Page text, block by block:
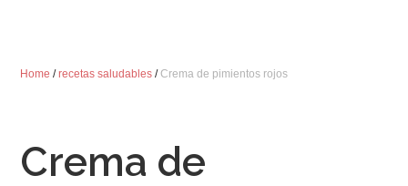
Home /recetas saludables /Crema de pimientos rojos
Crema de